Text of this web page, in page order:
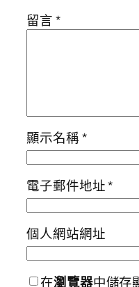
留言*
顯示名稱*
電子郵件地址*
個人網站網址
在瀏覽器中儲存